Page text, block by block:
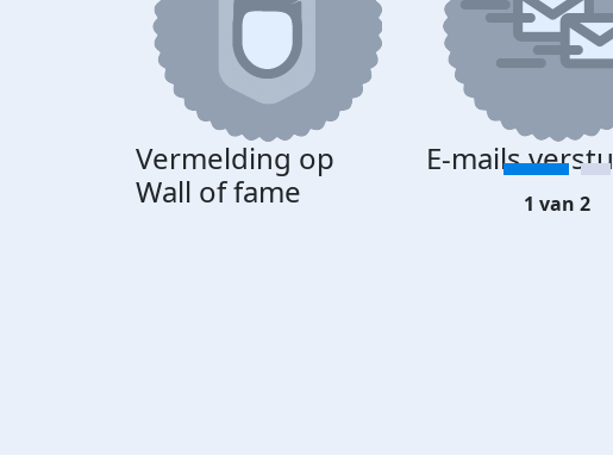
Vermelding op
Wall of fame
E-mails
1 van 2